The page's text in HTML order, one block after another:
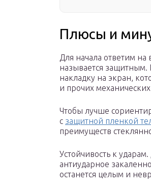
Плюсы и
Для начала ответим на
называется защитным.
накладку на экран,
и прочих
Чтобы лучше
с защитной пленкой
преимуществ
Устойчивость к
антиударное
останется целым и